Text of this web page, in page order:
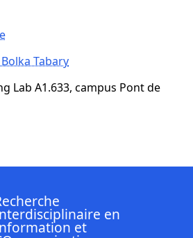
Tabary
Lab A1.633, campus Pont de
en
et